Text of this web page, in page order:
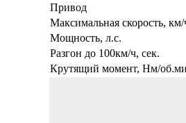
Привод
Максимальная скорость, км/
Мощность, л.с.
Разгон до 100км/ч, сек.
Крутящий момент, Нм/